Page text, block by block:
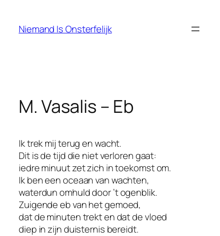
Niemand Is Onsterfelijk
M. Vasalis – Eb
Ik trek mij terug en wacht.
Dit is de tijd die niet verloren gaat:
iedre minuut zet zich in toekomst om.
Ik ben een oceaan van wachten,
waterdun omhuld door ’t ogenblik.
Zuigende eb van het gemoed,
dat de minuten trekt en dat de vloed
diep in zijn duisternis bereidt.